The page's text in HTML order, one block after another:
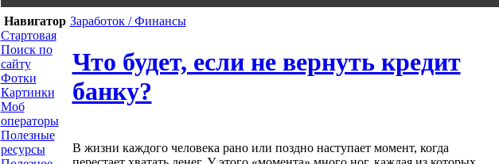
Навигатор
Стартовая
Поиск по
сайту
Фотки
Картинки
Моб
операторы
Полезные
ресурсы
Заработок / Финансы
Что будет, если не вернуть кредит
банку?
В жизни каждого человека рано или поздно наступает момент, когда